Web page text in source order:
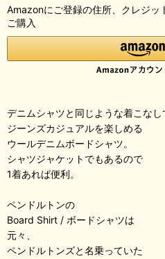
Amazonにご登録の住所、クレジッ
ご購入
デニムシャツと同じような着こなし
ジーンズカジュアルを楽しめる
ウールデニムボードシャツ。
シャツジャケットでもあるので
1着あれば便利。
ペンドルトンの
Board Shirt / ボードシャツは
元々、
ペンドルトンズと名乗っていた